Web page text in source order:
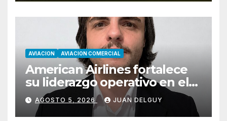
AVIACION AVIACION COMERCIAL
American Airlines fortalece
su liderazgo operativo en el
Cono Sur con Luiz Laham
AGOSTO 5, 2026 JUAN DELGUY